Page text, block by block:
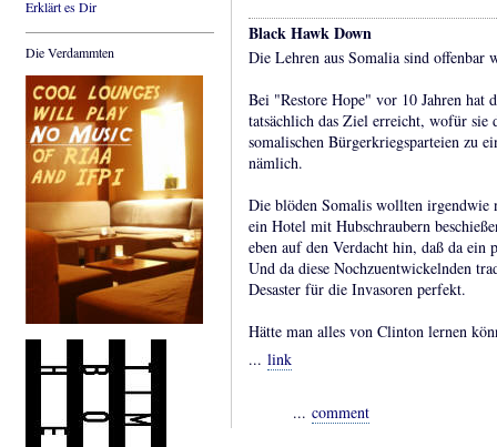
Erklärt es Dir
Die Verdammten
Black Hawk Down
Die Lehren aus Somalia sind offenbar
Bei "Restore Hope" vor 10 Jahren
tatsächlich das Ziel erreicht, wofür
somalischen Bürgerkriegsparteien zu
nämlich.
Die blöden Somalis wollten irgendwie
ein Hotel mit Hubschraubern
eben auf den Verdacht hin, daß da
Und da diese Nochzuentwickelnden
Desaster für die Invasoren perfekt.
Hätte man alles von Clinton lernen
... link
... comment